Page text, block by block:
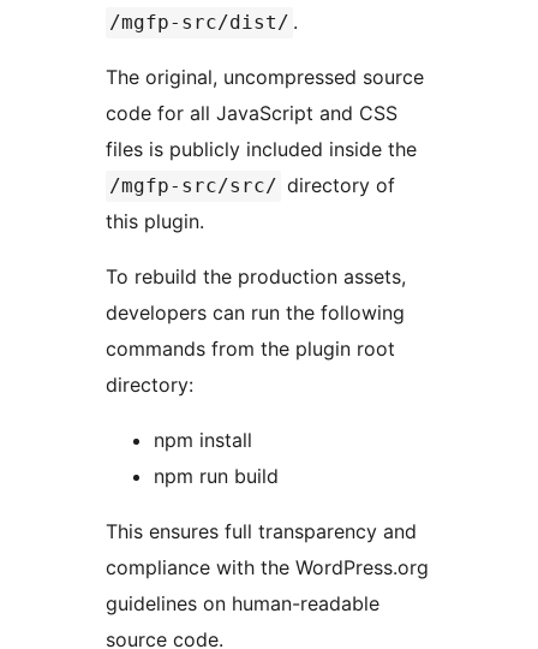
/mgfp-src/dist/ .
The original, uncompressed source
code for all JavaScript and CSS
files is publicly included inside the
/mgfp-src/src/ directory of
this plugin.
To rebuild the production assets,
developers can run the following
commands from the plugin root
directory:
npm install
npm run build
This ensures full transparency and
compliance with the WordPress.org
guidelines on human-readable
source code.